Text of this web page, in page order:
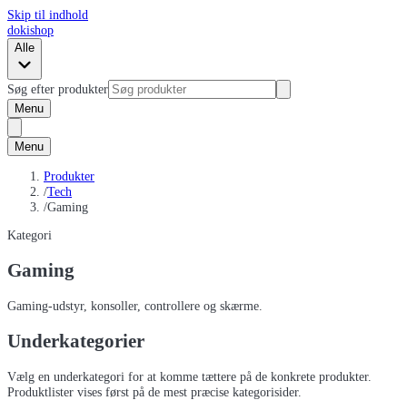
Skip til indhold
dokishop
Alle
Søg efter produkter
Menu
Menu
Produkter
/Tech
/Gaming
Kategori
Gaming
Gaming-udstyr, konsoller, controllere og skærme.
Underkategorier
Vælg en underkategori for at komme tættere på de konkrete produkter.
Produktlister vises først på de mest præcise kategorisider.